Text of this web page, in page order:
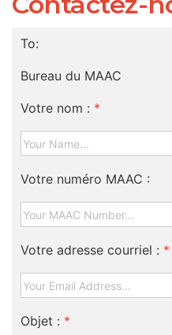
To:
Bureau du MAAC
Votre nom : *
Votre numéro MAAC :
Votre adresse courriel : *
Objet : *